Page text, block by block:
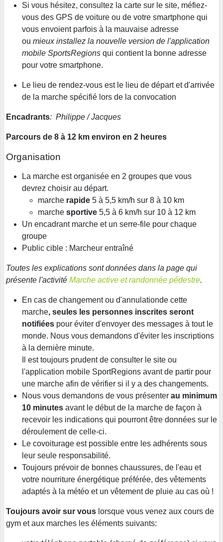
Si vous hésitez, consultez la carte sur le site, méfiez-
vous des GPS de voiture ou de votre smartphone qui
vous envoient parfois à la mauvaise adresse
ou mieux installez la nouvelle version de l'application
mobile SportsRegions qui contient la bonne adresse
pour votre smartphone.
Le lieu de rendez-vous est le lieu de départ et d'arrivée
de la marche spécifié lors de la convocation
Encadrants: Philippe / Jacques
Parcours de 8 à 12 km environ en 2 heures
Organisation
La marche est organisée en 2 groupes que vous
devrez choisir au départ.
marche rapide 5 à 5,5 km/h sur 8 à 10 km
marche sportive 5,5 à 6 km/h sur 10 à 12 km
Un encadrant marche et un serre-file pour chaque
groupe
Public cible : Marcheur entraîné
Toutes les explications sont données dans la page qui
présente l'activité Marche active et randonnée pédestre.
En cas de changement ou d'annulationde cette
marche, seules les personnes inscrites seront
notifiées pour éviter d'envoyer des messages à tout le
monde. Nous vous demandons d'éviter les inscriptions
à la dernière minute.
Il est toujours prudent de consulter le site ou
l'application mobile SportRegions avant de partir pour
une marche afin de vérifier si il y a des changements.
Nous vous demandons de vous présenter au minimum
10 minutes avant le début de la marche de façon à
recevoir les indications qui pourront être données sur le
déroulement de celle-ci.
Le covoiturage est possible entre les adhérents sous
leur seule responsabilité.
Toujours prévoir de bonnes chaussures, de l'eau et
votre nourriture énergétique préférée, des vêtements
adaptés à la météo et un vêtement de pluie au cas où !
Toujours avoir sur vous lorsque vous venez aux cours de
gym et aux marches les éléments suivants: